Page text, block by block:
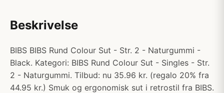
Beskrivelse
BIBS BIBS Rund Colour Sut - Str. 2 - Naturgummi -
Black. Kategori: BIBS Rund Colour Sut - Singles - Str.
2 - Naturgummi. Tilbud: nu 35.96 kr. (regalo 20% fra
44.95 kr.) Smuk og ergonomisk sut i retrostil fra BIBS.